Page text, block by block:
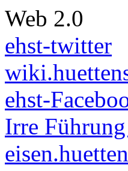
Web 2.0
ehst-twitter
ehst-
Irre